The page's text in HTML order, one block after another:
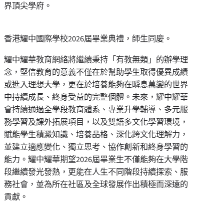
界頂尖學府。
香港耀中國際學校2026屆畢業典禮，師生同慶。
耀中耀華教育網絡將繼續秉持「有教無類」的辦學理
念，堅信教育的意義不僅在於幫助學生取得優異成績
或進入理想大學，更在於培養能夠在瞬息萬變的世界
中持續成長、終身受益的完整個體。未來，耀中耀華
會持續通過全學段教育體系、專業升學輔導、多元服
務學習及課外拓展項目，以及雙語多文化學習環境，
賦能學生積澱知識、培養品格、深化跨文化理解力，
並建立適應變化、獨立思考、協作創新和終身學習的
能力。耀中耀華期望2026屆畢業生不僅能夠在大學階
段繼續發光發熱，更能在人生不同階段持續探索、服
務社會，並為所在社區及全球發展作出積極而深遠的
貢獻。